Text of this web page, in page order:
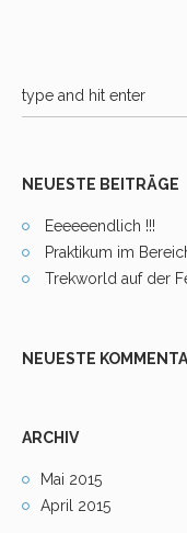
NEUESTE BEITRÄGE
Eeeeeendlich !!!
Praktikum im
Trekworld auf der
NEUESTE
ARCHIV
Mai 2015
April 2015